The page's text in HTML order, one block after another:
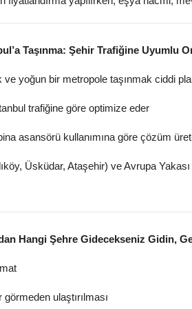
Taşınma: Şehir Trafiğine Uyumlu
ve yoğun bir metropole taşınmak ciddi
trafiğine göre optimize eder
asansörü kullanımına göre çözüm
Üsküdar, Ataşehir) ve Avrupa
Hangi Şehre Gidecekseniz Gidin,
ulaştırılması